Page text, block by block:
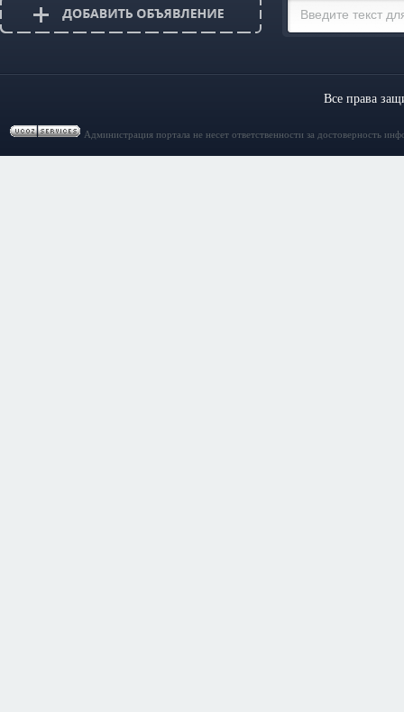
Все права
Администрация портала не несет ответственности за достоверность